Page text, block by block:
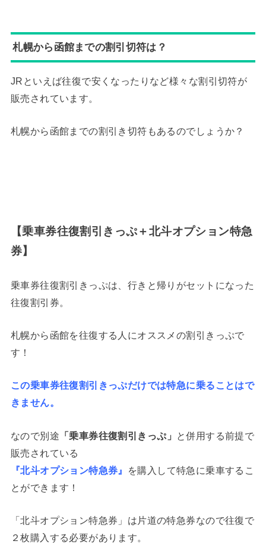
札幌から函館までの割引切符は？
JRといえば往復で安くなったりなど様々な割引切符が
販売されています。
札幌から函館までの割引き切符もあるのでしょうか？
【乗車券往復割引きっぷ＋北斗オプション特急
券】
乗車券往復割引きっぷは、行きと帰りがセットになった
往復割引券。
札幌から函館を往復する人にオススメの割引きっぷで
す！
この乗車券往復割引きっぷだけでは特急に乗ることはで
きません。
なので別途 「乗車券往復割引きっぷ」
と併用する前提で
販売されている
『北斗オプション特急券』
を購入して特急に乗車するこ
とができます！
「北斗オプション特急券」は片道の特急券なので往復で
２枚購入する必要があります。